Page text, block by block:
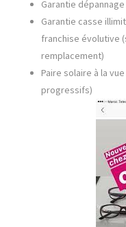
Garantie
Garantie casse
franchise évolutive
remplacement)
Paire solaire à la
progressifs)